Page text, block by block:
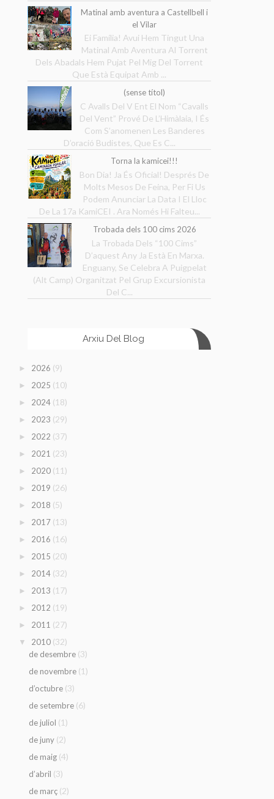
Matinal amb aventura a Castellbell i
el Vilar
Ei Família! Avui Hem Tingut Una
Matinal Amb Aventura Al Torrent
Dels Abadals Hem Pujat Pel Mig Del Torrent
Que Està Equipat Amb ...
(sense títol)
C Avalls Del V Ent El Nom “Cavalls
Del Vent” Prové De L’Himàlaia, I És
Com S’anomenen Les Banderes
D’oració Budistes, Que Es C...
Torna la kamicei!!!
Bon Dia! Ja És Oficial! Després De
Molts Mesos De Feina, Per Fi Us
Podem Anunciar La Data I El Lloc
De La 17a KamiCEI . Ara Només Hi Falteu...
Trobada dels 100 cims 2026
La Trobada Dels “100 Cims”
D’aquest Any Ja Està En Marxa.
Enguany, Se Celebra A Puigpelat
(Alt Camp) Organitzat Pel Grup Excursionista
Del C...
Arxiu Del Blog
► 2026 (9)
► 2025 (10)
► 2024 (18)
► 2023 (29)
► 2022 (37)
► 2021 (23)
► 2020 (11)
► 2019 (26)
► 2018 (5)
► 2017 (13)
► 2016 (16)
► 2015 (20)
► 2014 (32)
► 2013 (17)
► 2012 (19)
► 2011 (27)
▼ 2010 (32)
de desembre (3)
de novembre (1)
d’octubre (3)
de setembre (6)
de juliol (1)
de juny (2)
de maig (4)
d’abril (3)
de març (2)